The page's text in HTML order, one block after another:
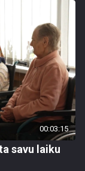
00:03:15
savu laiku